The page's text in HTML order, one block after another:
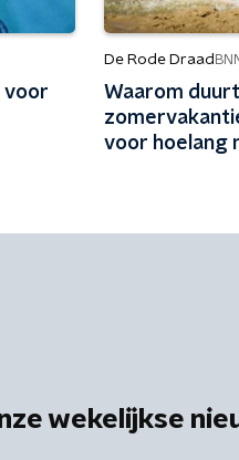
voor
De Rode Draad
Waarom
voor hoelang
wekelijkse